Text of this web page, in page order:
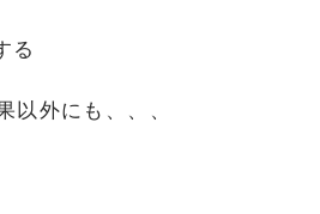
る
以外にも、、、